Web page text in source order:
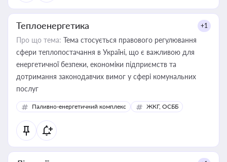
Теплоенергетика +1
Про що тема: Тема стосується правового регулювання
сфери теплопостачання в Україні, що є важливою для
енергетичної безпеки, економіки підприємств та
дотримання законодавчих вимог у сфері комунальних
послуг
Паливно-енергетичний комплекс ЖКГ, ОСББ